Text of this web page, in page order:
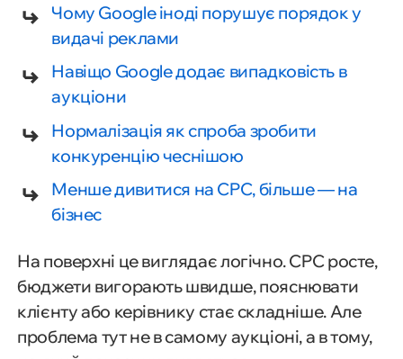
Чому Google іноді порушує порядок у
видачі реклами
Навіщо Google додає випадковість в
аукціони
Нормалізація як спроба зробити
конкуренцію чеснішою
Менше дивитися на CPC, більше — на
бізнес
На поверхні це виглядає логічно. CPC росте,
бюджети вигорають швидше, пояснювати
клієнту або керівнику стає складніше. Але
проблема тут не в самому аукціоні, а в тому,